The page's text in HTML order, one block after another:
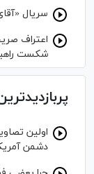
سریال
اعتراف
شکست
اولین
دشمن